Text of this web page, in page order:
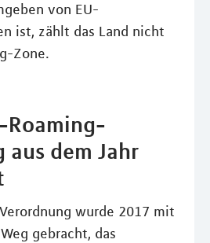
von EU-
ist, zählt das Land nicht
Zone.
Roaming-
aus dem Jahr
wurde 2017 mit
gebracht, das